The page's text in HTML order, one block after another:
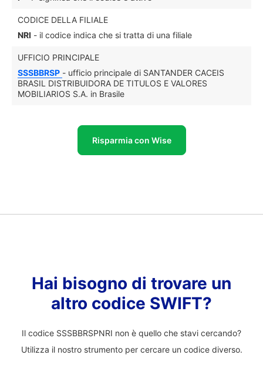
CODICE DELLA FILIALE
NRI - il codice indica che si tratta di una filiale
UFFICIO PRINCIPALE
SSSBBRSP - ufficio principale di SANTANDER CACEIS
BRASIL DISTRIBUIDORA DE TITULOS E VALORES
MOBILIARIOS S.A. in Brasile
Risparmia con Wise
Hai bisogno di trovare un
altro codice SWIFT?
Il codice SSSBBRSPNRI non è quello che stavi cercando?
Utilizza il nostro strumento per cercare un codice diverso.